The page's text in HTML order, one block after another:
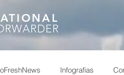
Infografias